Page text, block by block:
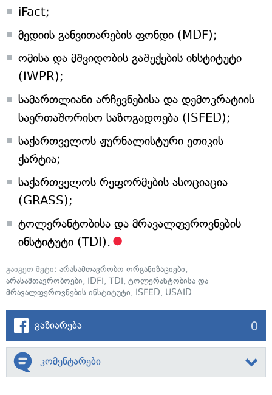
iFact;
მედიის განვითარების ფონდი (MDF);
ომისა და მშვიდობის გაშუქების ინსტიტუტი
(IWPR);
სამართლიანი არჩევნებისა და დემოკრატიის
საერთაშორისო საზოგადოება (ISFED);
საქართველოს ჟურნალისტური ეთიკის
ქარტია;
საქართველოს რეფორმების ასოციაცია
(GRASS);
ტოლერანტობისა და მრავალფეროვნების
ინსტიტუტი (TDI).
გაიგეთ მეტი: არასამთავრობო ორგანიზაციები,
არასამთავრობოები, IDFI, TDI, ტოლერანტობისა და
მრავალფეროვნების ინსტიტუტი, ISFED, USAID
გაზიარება 0
კომენტარები